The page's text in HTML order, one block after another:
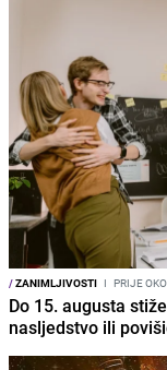
/ZANIMLJIVOSTI I PRIJE
Do 15. augusta
nasljedstvo ili